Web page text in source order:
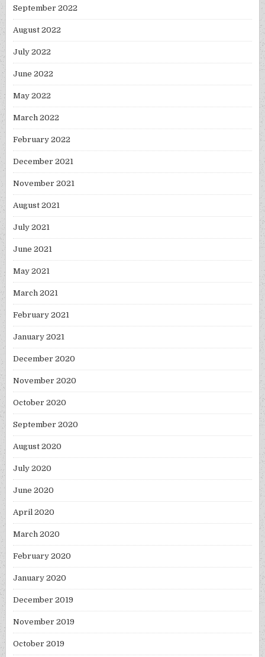
September 2022
August 2022
July 2022
June 2022
May 2022
March 2022
February 2022
December 2021
November 2021
August 2021
July 2021
June 2021
May 2021
March 2021
February 2021
January 2021
December 2020
November 2020
October 2020
September 2020
August 2020
July 2020
June 2020
April 2020
March 2020
February 2020
January 2020
December 2019
November 2019
October 2019